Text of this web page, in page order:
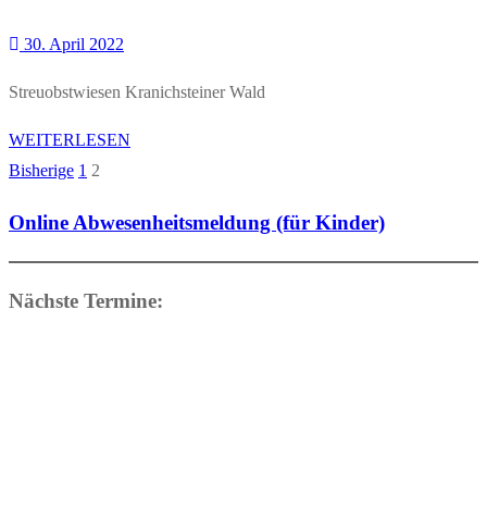
30. April 2022
Streuobstwiesen Kranichsteiner Wald
WEITERLESEN
Seitennummerierung
der
Beiträge
Bisherige 1 2
Online Abwesenheitsmeldung (für Kinder)
Nächste Termine: